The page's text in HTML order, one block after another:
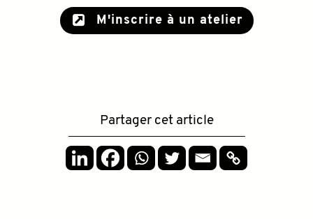
M'inscrire à un atelier
Partager cet article